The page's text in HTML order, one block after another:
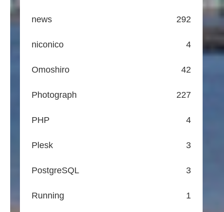
news 292
niconico 4
Omoshiro 42
Photograph 227
PHP 4
Plesk 3
PostgreSQL 3
Running 1